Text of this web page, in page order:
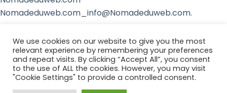
Nomadeduweb.com_info@Nomadeduweb.com.
Copyright © 2026 - by Nomade du web
We use cookies on our website to give you the most
relevant experience by remembering your preferences
and repeat visits. By clicking “Accept All”, you consent
to the use of ALL the cookies. However, you may visit
"Cookie Settings" to provide a controlled consent.